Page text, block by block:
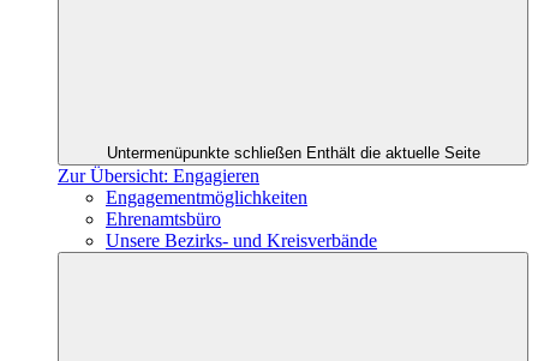
Untermenüpunkte schließen Enthält die aktuelle Seite
Zur Übersicht: Engagieren
Engagementmöglichkeiten
Ehrenamtsbüro
Unsere Bezirks- und Kreisverbände